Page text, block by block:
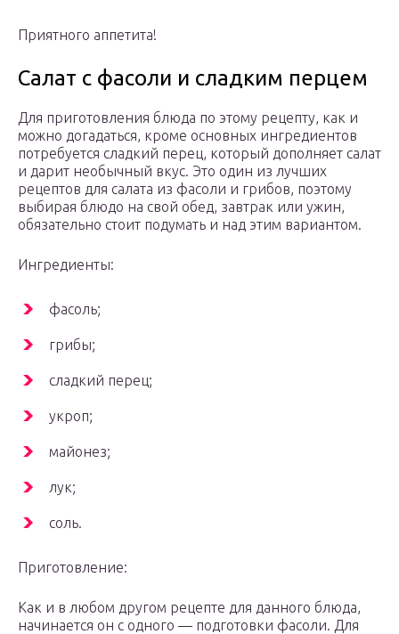
Приятного аппетита!
Салат с фасоли и сладким перцем
Для приготовления блюда по этому рецепту, как и
можно догадаться, кроме основных ингредиентов
потребуется сладкий перец, который дополняет салат
и дарит необычный вкус. Это один из лучших
рецептов для салата из фасоли и грибов, поэтому
выбирая блюдо на свой обед, завтрак или ужин,
обязательно стоит подумать и над этим вариантом.
Ингредиенты:
фасоль;
грибы;
сладкий перец;
укроп;
майонез;
лук;
соль.
Приготовление:
Как и в любом другом рецепте для данного блюда,
начинается он с одного — подготовки фасоли. Для